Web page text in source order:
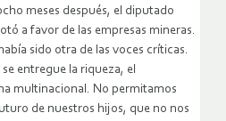
meses después, el diputado
a favor de las empresas mineras.
sido otra de las voces críticas.
entregue la riqueza, el
multinacional. No permitamos
de nuestros hijos, que no nos